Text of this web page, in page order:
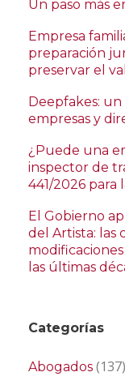
Un paso más
Empresa
preparación
preservar el
Deepfakes:
empresas y
¿Puede una
inspector de
441/2026 para
El Gobierno
del Artista: las
las últimas
Categorías
Abogados (137)